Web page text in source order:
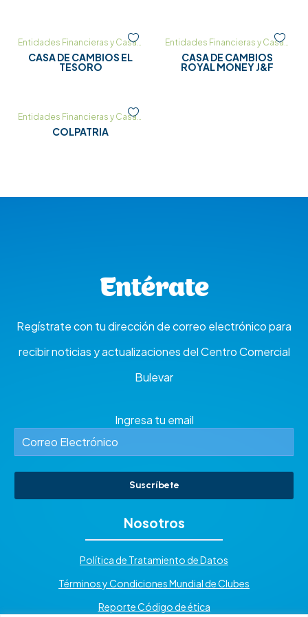
Entidades Financieras y Casas de Cambio ,Horario Bancos
CASA DE CAMBIOS EL
TESORO
Entidades Financieras y Casas de Cambio
CASA DE CAMBIOS
ROYAL MONEY J&F
Entidades Financieras y Casas de Cambio
COLPATRIA
Entérate
Regístrate con tu dirección de correo electrónico para
recibir noticias y actualizaciones del Centro Comercial
Bulevar
Ingresa tu email
Suscríbete
Nosotros
Política de Tratamiento de Datos
Términos y Condiciones Mundial de Clubes
Reporte Código de ética